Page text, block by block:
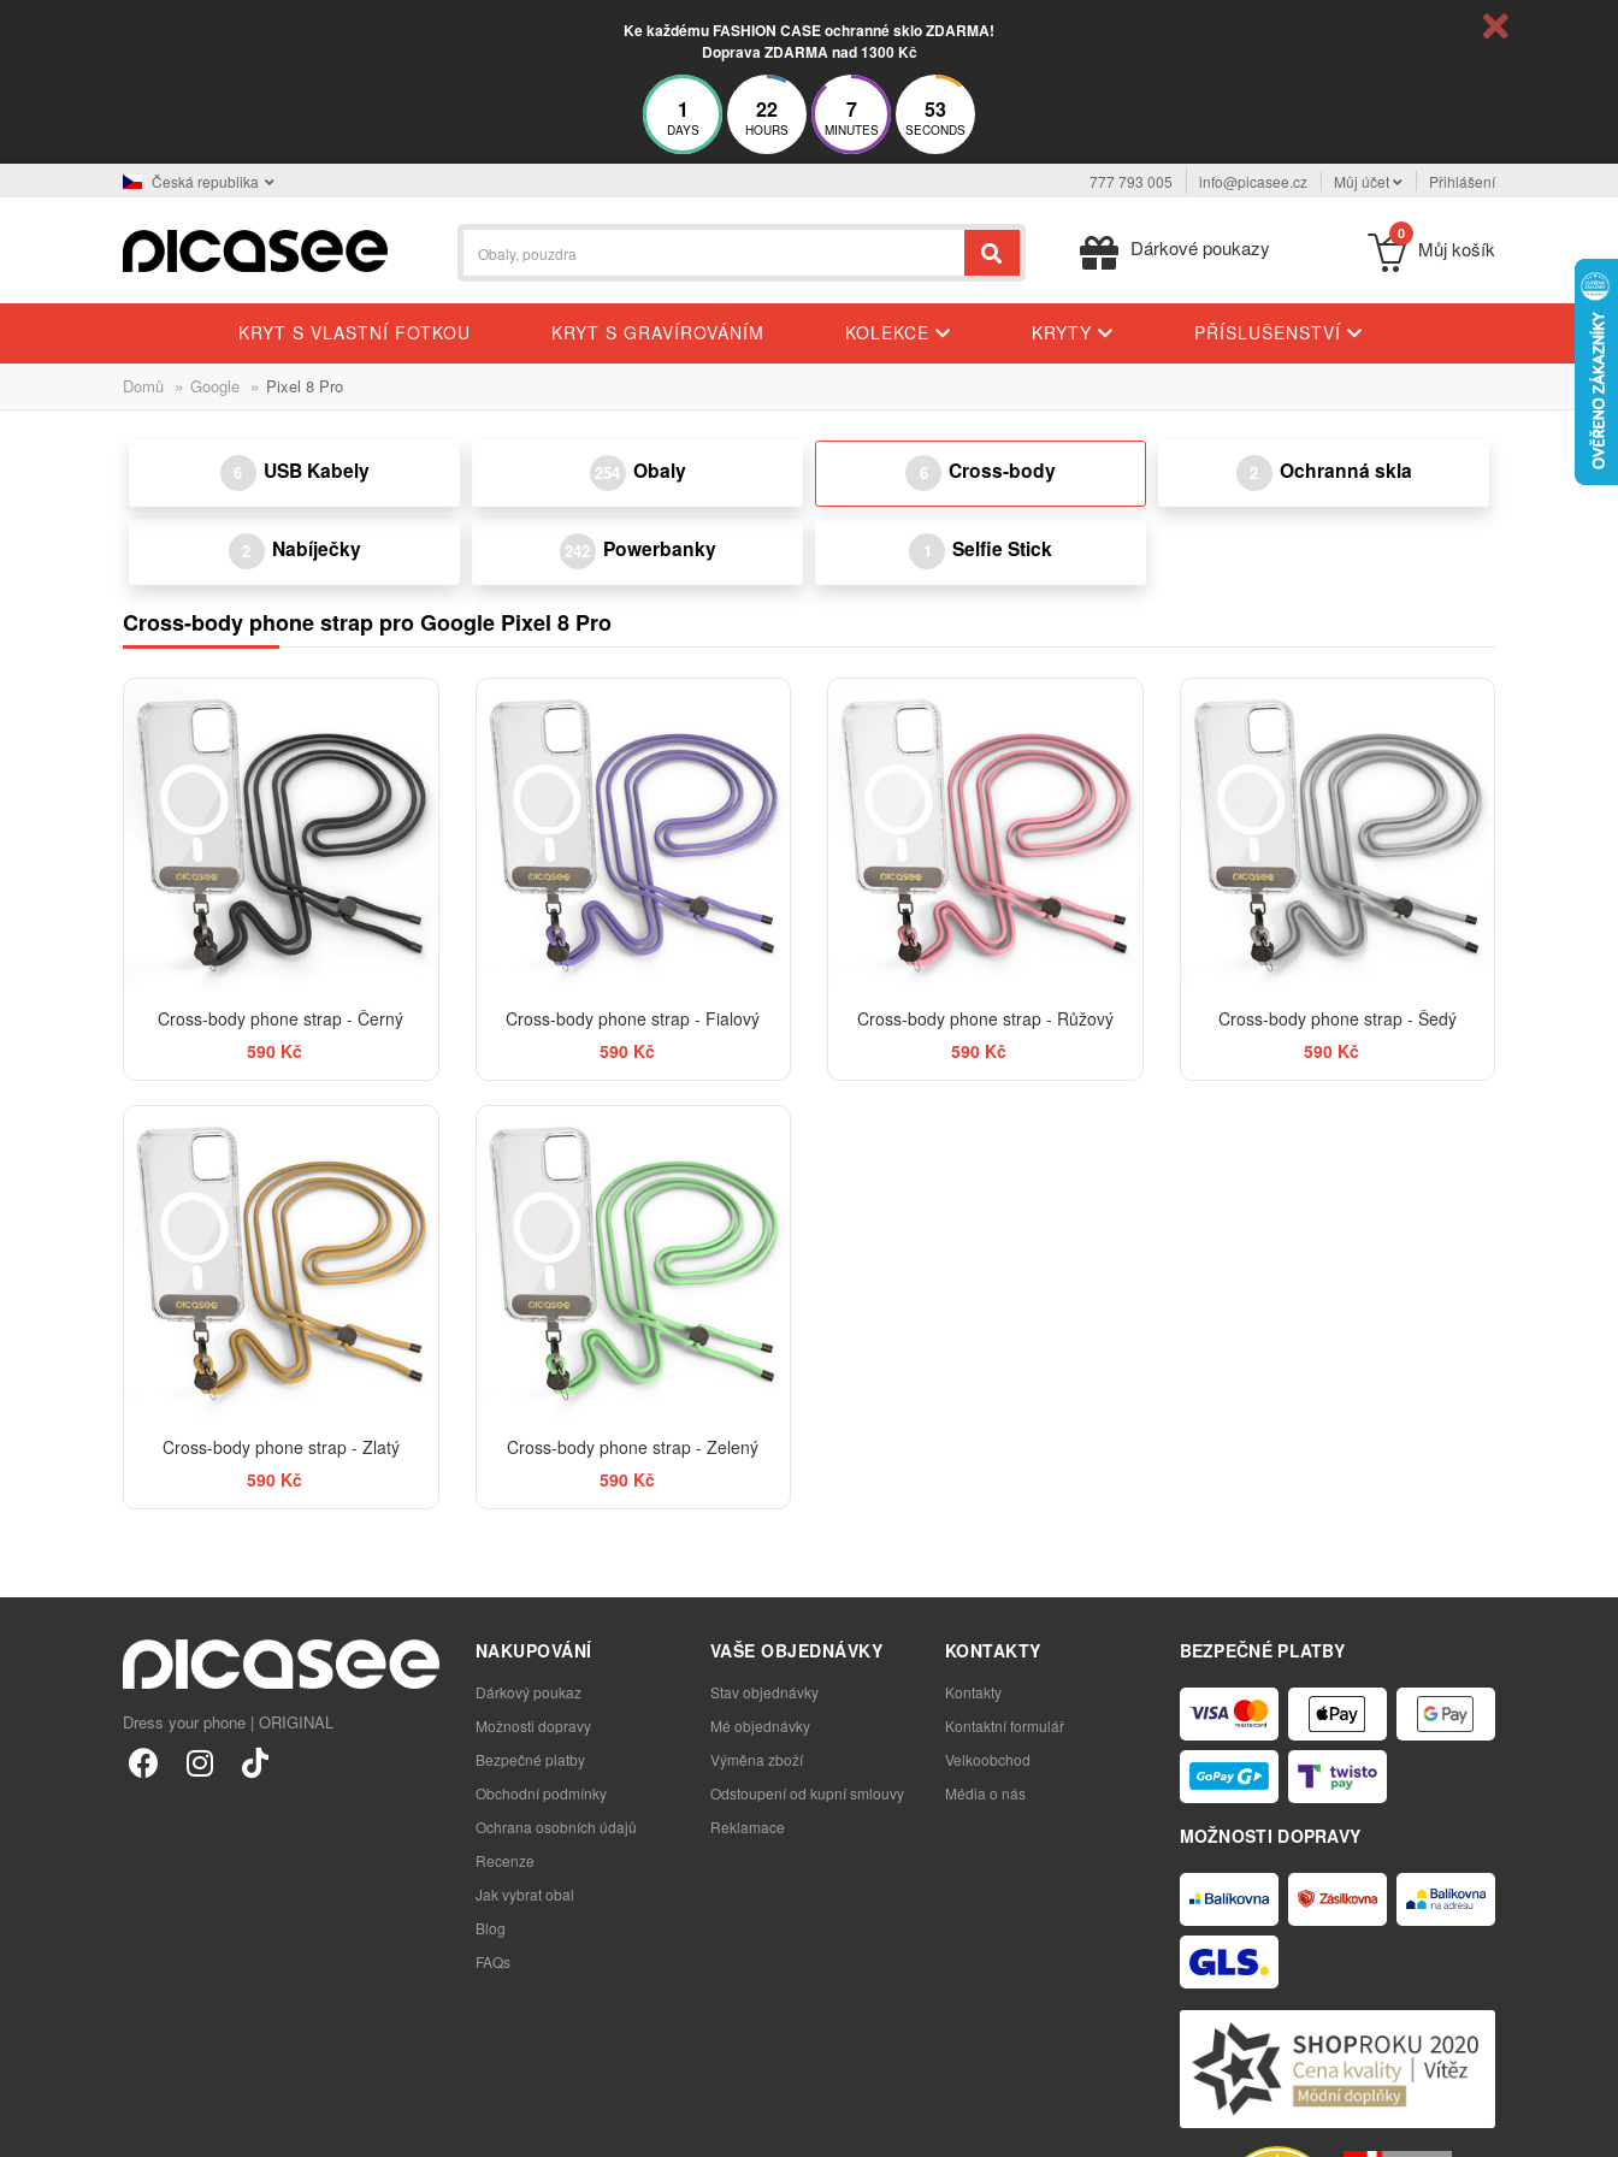
Ke každému FASHION CASE ochranné sklo ZDARMA!
Doprava ZDARMA nad 1300 Kč
1
DAYS
22
HOURS
7
MINUTES
53
SECONDS
Česká republika 777 793 005 info@picasee.cz Můj účet Přihlášení
Dárkové poukazy
0
Můj košík
KRYT S VLASTNÍ FOTKOU KRYT S GRAVÍROVÁNÍM KOLEKCE KRYTY PŘÍSLUŠENSTVÍ
Domů » Google » Pixel 8 Pro
6 USB Kabely 254 Obaly 6 Cross-body 2 Ochranná skla
2 Nabíječky 242 Powerbanky 1 Selfie Stick
Cross-body phone strap pro Google Pixel 8 Pro
Cross-body phone strap - Černý
590 Kč
Cross-body phone strap - Fialový
590 Kč
Cross-body phone strap - Růžový
590 Kč
Cross-body phone strap - Šedý
590 Kč
Cross-body phone strap - Zlatý
590 Kč
Cross-body phone strap - Zelený
590 Kč
Dress your phone | ORIGINAL
BEZPEČNÉ PLATBY
MOŽNOSTI DOPRAVY
NAKUPOVÁNÍ
Dárkový poukaz
Možnosti dopravy
Bezpečné platby
Obchodní podmínky
Ochrana osobních údajů
Recenze
Jak vybrat obal
Blog
FAQs
VAŠE OBJEDNÁVKY
Stav objednávky
Mé objednávky
Výměna zboží
Odstoupení od kupní smlouvy
Reklamace
KONTAKTY
Kontakty
Kontaktní formulář
Velkoobchod
Média o nás